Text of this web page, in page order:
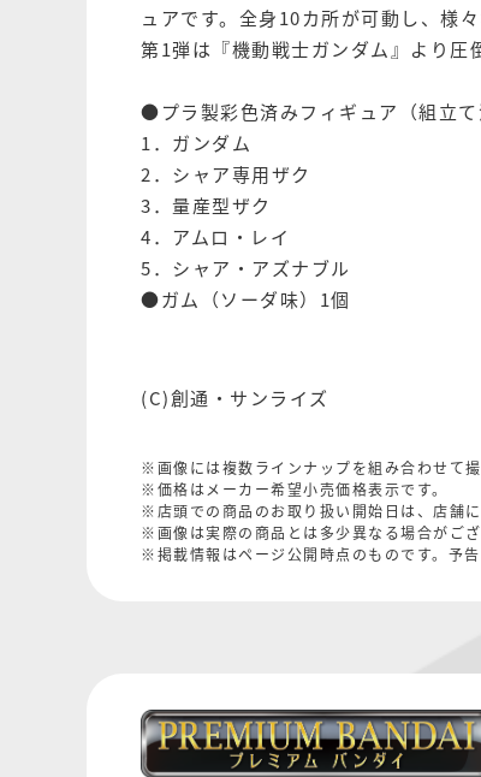
ュアです。全身10カ所が可動し、様
第1弾は『機動戦士ガンダム』より圧
●プラ製彩色済みフィギュア（組立
1．ガンダム
2．シャア専用ザク
3．量産型ザク
4．アムロ・レイ
5．シャア・アズナブル
●ガム（ソーダ味）1個
(C)創通・サンライズ
※画像には複数ラインナップを組み合わせて撮
※価格はメーカー希望小売価格表示です。
※店頭での商品のお取り扱い開始日は、店舗に
※画像は実際の商品とは多少異なる場合がござ
※掲載情報はページ公開時点のものです。予